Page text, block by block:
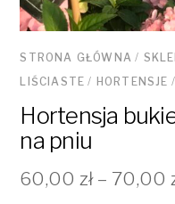
STRONA GŁÓWNA /
LIŚCIASTE / HORTENSJE /
Hortensja
na pniu
60,00 zł– 70,00